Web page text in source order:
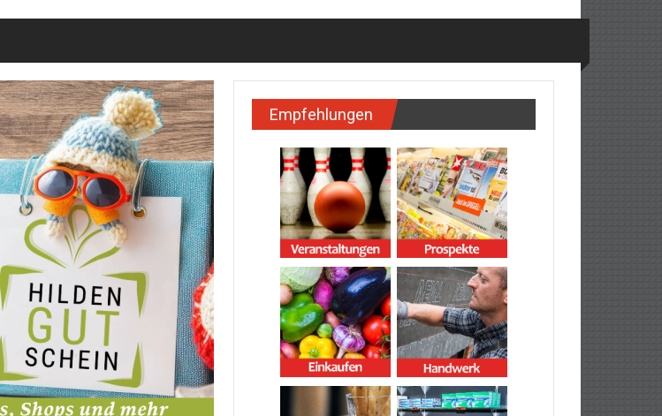
Empfehlungen